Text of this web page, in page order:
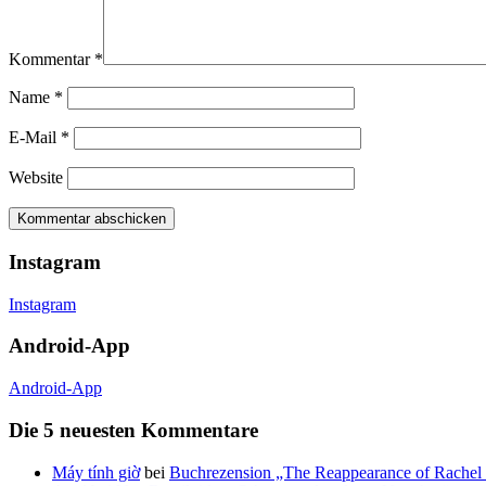
Kommentar *
Name *
E-Mail *
Website
Instagram
Instagram
Android-App
Android-App
Die 5 neuesten Kommentare
Máy tính giờbei Buchrezension „The Reappearance of Rachel